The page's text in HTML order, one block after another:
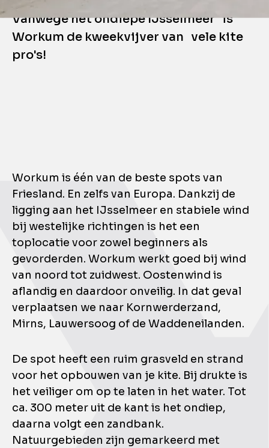
Vanwege het ondiepe IJsselmeer is
Workum de kweekvijver van vele kite
pro's!
Workum is één van de beste spots van
Friesland. En zelfs van Europa. Dankzij de
ligging aan het IJsselmeer en stabiele wind
bij westelijke richtingen is het een
toplocatie voor zowel beginners als
gevorderden. Workum werkt goed bij wind
van noord tot zuidwest. Oostenwind is
aflandig en daardoor onveilig. In dat geval
verplaatsen we naar Kornwerderzand,
Mirns, Lauwersoog of de Waddeneilanden.
De spot heeft een ruim grasveld en strand
voor het opbouwen van je kite. Bij drukte is
het veiliger om op te laten in het water. Tot
ca. 300 meter uit de kant is het ondiep,
daarna volgt een zandbank.
Natuurgebieden zijn gemarkeerd met